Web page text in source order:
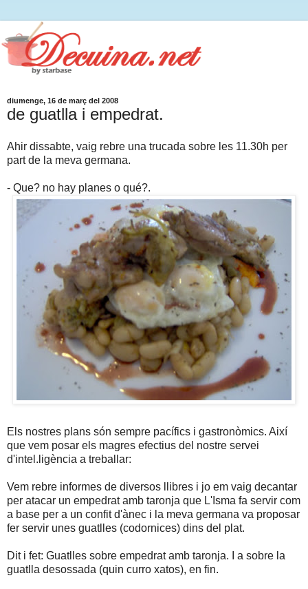
diumenge, 16 de març del 2008
de guatlla i empedrat.
Ahir dissabte, vaig rebre una trucada sobre les 11.30h per
part de la meva germana.
- Que? no hay planes o qué?.
Els nostres plans són sempre pacífics i gastronòmics. Així
que vem posar els magres efectius del nostre servei
d'intel.ligència a treballar:
Vem rebre informes de diversos llibres i jo em vaig decantar
per atacar un empedrat amb taronja que L'Isma fa servir com
a base per a un confit d'ànec i la meva germana va proposar
fer servir unes guatlles (codornices) dins del plat.
Dit i fet: Guatlles sobre empedrat amb taronja. I a sobre la
guatlla desossada (quin curro xatos), en fin.